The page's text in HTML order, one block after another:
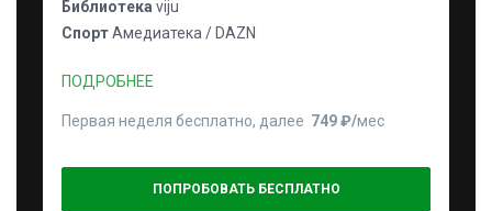
Библиотека viju
СпортАмедиатека / DAZN
ПОДРОБНЕЕ
Первая неделя бесплатно, далее 749 ₽⁠/⁠мес
ПОПРОБОВАТЬ БЕСПЛАТНО